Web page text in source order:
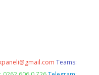
Teams: